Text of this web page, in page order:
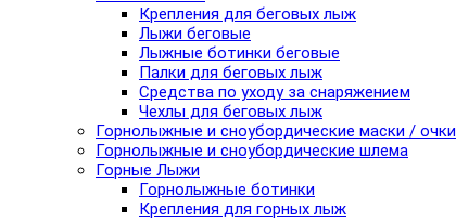
Крепления для беговых лыж
Лыжи беговые
Лыжные ботинки беговые
Палки для беговых лыж
Средства по уходу за снаряжением
Чехлы для беговых лыж
Горнолыжные и сноубордические маски / очки
Горнолыжные и сноубордические шлема
Горные Лыжи
Горнолыжные ботинки
Крепления для горных лыж